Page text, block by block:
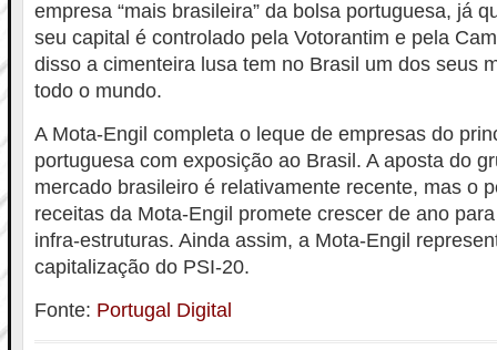
empresa “mais brasileira” da bolsa portuguesa, já
seu capital é controlado pela Votorantim e pela
disso a cimenteira lusa tem no Brasil um dos seus
todo o mundo.
A Mota-Engil completa o leque de empresas do
portuguesa com exposição ao Brasil. A aposta do
mercado brasileiro é relativamente recente, mas o
receitas da Mota-Engil promete crescer de ano
infra-estruturas. Ainda assim, a Mota-Engil
capitalização do PSI-20.
Fonte: Portugal Digital